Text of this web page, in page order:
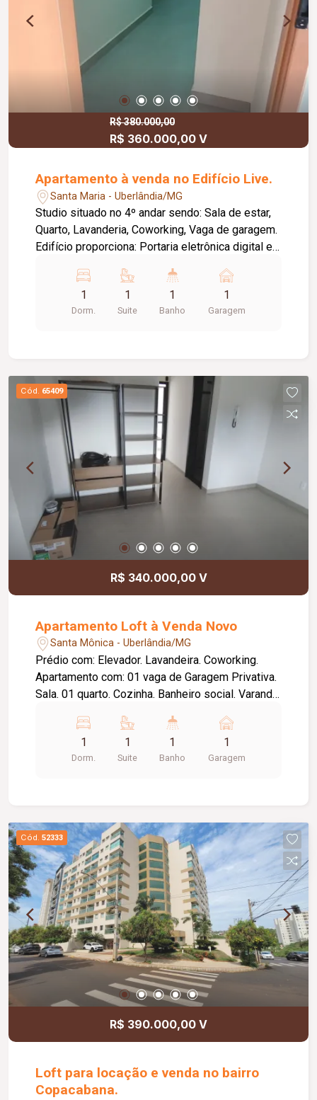
com fechadura eletrônica? - Todas as unidades
serão entregues com fechadura eletrônica
padrão. Água e gás encanado são
individualizados? - Sim! É possível instalar ar-
condicionado dentro do meu apartamento? - Sim.
Em todas as unidades existe a previsão de
instalação de ar condicionado... Venha conhecer
todos os detalhes deste empreendimento
diferenciado ! Fale com nossos corretores.
R$ 380.000,00
R$ 360.000,00 V
Apartamento à venda no Edifício Live.
Santa Maria - Uberlândia/MG
Studio situado no 4º andar sendo: Sala de estar,
Quarto, Lavanderia, Coworking, Vaga de garagem.
Edifício proporciona: Portaria eletrônica digital e
1
Dorm.
1
Suite
1
Banho
1
Garagem
Cód. 65409
R$ 340.000,00 V
Apartamento Loft à Venda Novo
Santa Mônica - Uberlândia/MG
Prédio com: Elevador. Lavandeira. Coworking.
Apartamento com: 01 vaga de Garagem Privativa.
Sala. 01 quarto. Cozinha. Banheiro social. Varanda.
1
Dorm.
1
Suite
1
Banho
1
Garagem
Cód. 52333
R$ 390.000,00 V
Loft para locação e venda no bairro
Copacabana.